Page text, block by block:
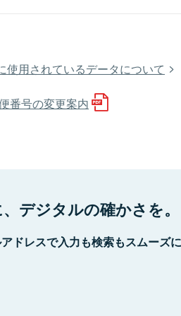
使用されているデータについて
番号の変更案内
デジタルの確かさを。
ドレスで入力も検索もスムーズ